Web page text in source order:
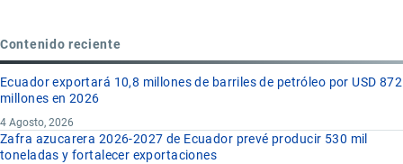
Contenido reciente
Ecuador exportará 10,8 millones de barriles de petróleo por USD 872
millones en 2026
4 Agosto, 2026
Zafra azucarera 2026-2027 de Ecuador prevé producir 530 mil
toneladas y fortalecer exportaciones